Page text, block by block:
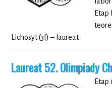
Etap
Lichosyt (3f) – laureat
Laureat 52. Olimpiady
Etap